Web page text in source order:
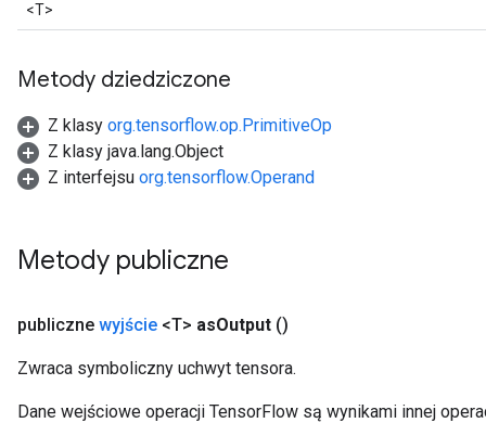
<T>
Metody dziedziczone
Z klasy org.tensorflow.op.PrimitiveOp
Z klasy java.lang.Object
Z interfejsu org.tensorflow.Operand
Metody publiczne
publiczne wyjście <T> asOutput ()
Zwraca symboliczny uchwyt tensora.
Dane wejściowe operacji TensorFlow są wynikami innej